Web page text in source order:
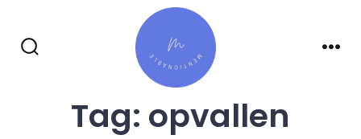
overslaan
Tag: opvallen